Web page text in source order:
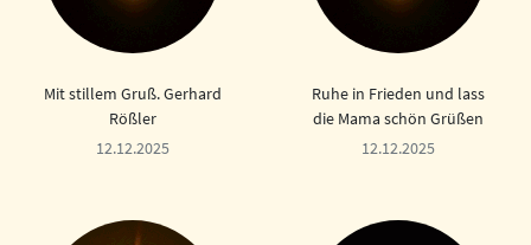
Mit stillem Gruß. Gerhard
Rößler
12.12.2025
Ruhe in Frieden und lass
die Mama schön Grüßen
12.12.2025